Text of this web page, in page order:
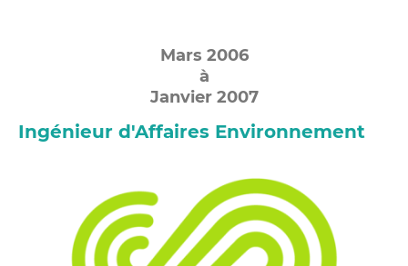
Mars 2006
à
Janvier 2007
Ingénieur d'Affaires Environnement